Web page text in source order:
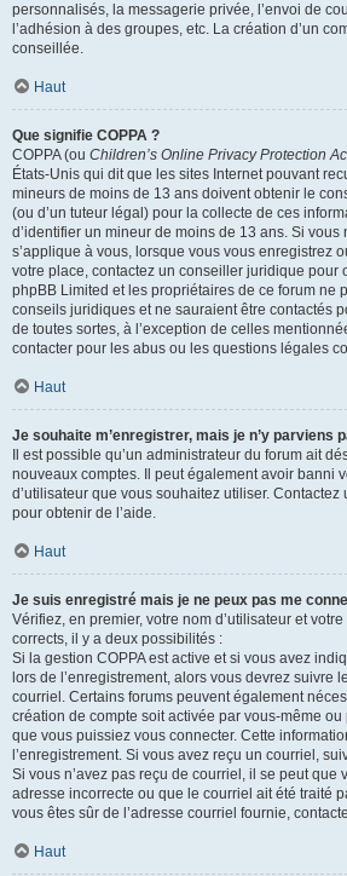
personnalisés, la messagerie privée, l’envoi de
l’adhésion à des groupes, etc. La création d’un
conseillée.
Haut
Que signifie COPPA ?
COPPA (ou Children’s Online Privacy Protection
États-Unis qui dit que les sites Internet pouvant
mineurs de moins de 13 ans doivent obtenir le
(ou d’un tuteur légal) pour la collecte de ces
d’identifier un mineur de moins de 13 ans. Si vous
s’applique à vous, lorsque vous vous enregistrez
votre place, contactez un conseiller juridique pour
phpBB Limited et les propriétaires de ce forum ne
conseils juridiques et ne sauraient être contactés
de toutes sortes, à l’exception de celles
contacter pour les abus ou les questions légales
Haut
Je souhaite m’enregistrer, mais je n’y parviens
Il est possible qu’un administrateur du forum ait
nouveaux comptes. Il peut également avoir banni
d’utilisateur que vous souhaitez utiliser.
pour obtenir de l’aide.
Haut
Je suis enregistré mais je ne peux pas me
Vérifiez, en premier, votre nom d’utilisateur et
corrects, il y a deux possibilités :
Si la gestion COPPA est active et si vous avez
lors de l’enregistrement, alors vous devrez suivre
courriel. Certains forums peuvent également
création de compte soit activée par vous-même
que vous puissiez vous connecter. Cette
l’enregistrement. Si vous avez reçu un courriel,
Si vous n’avez pas reçu de courriel, il se peut que
adresse incorrecte ou que le courriel ait été traité
vous êtes sûr de l’adresse courriel fournie,
Haut